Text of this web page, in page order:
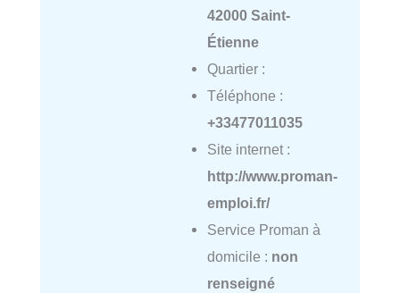
42000 Saint-
Étienne
Quartier :
Téléphone :
+33477011035
Site internet :
http://www.proman-
emploi.fr/
Service Proman à
domicile : non
renseigné